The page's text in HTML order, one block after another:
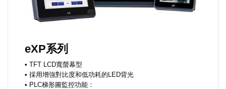
eXP系列
• TFT LCD寬螢幕型
• 採用增強對比度和低功耗的LED背光
• PLC梯形圖監控功能：